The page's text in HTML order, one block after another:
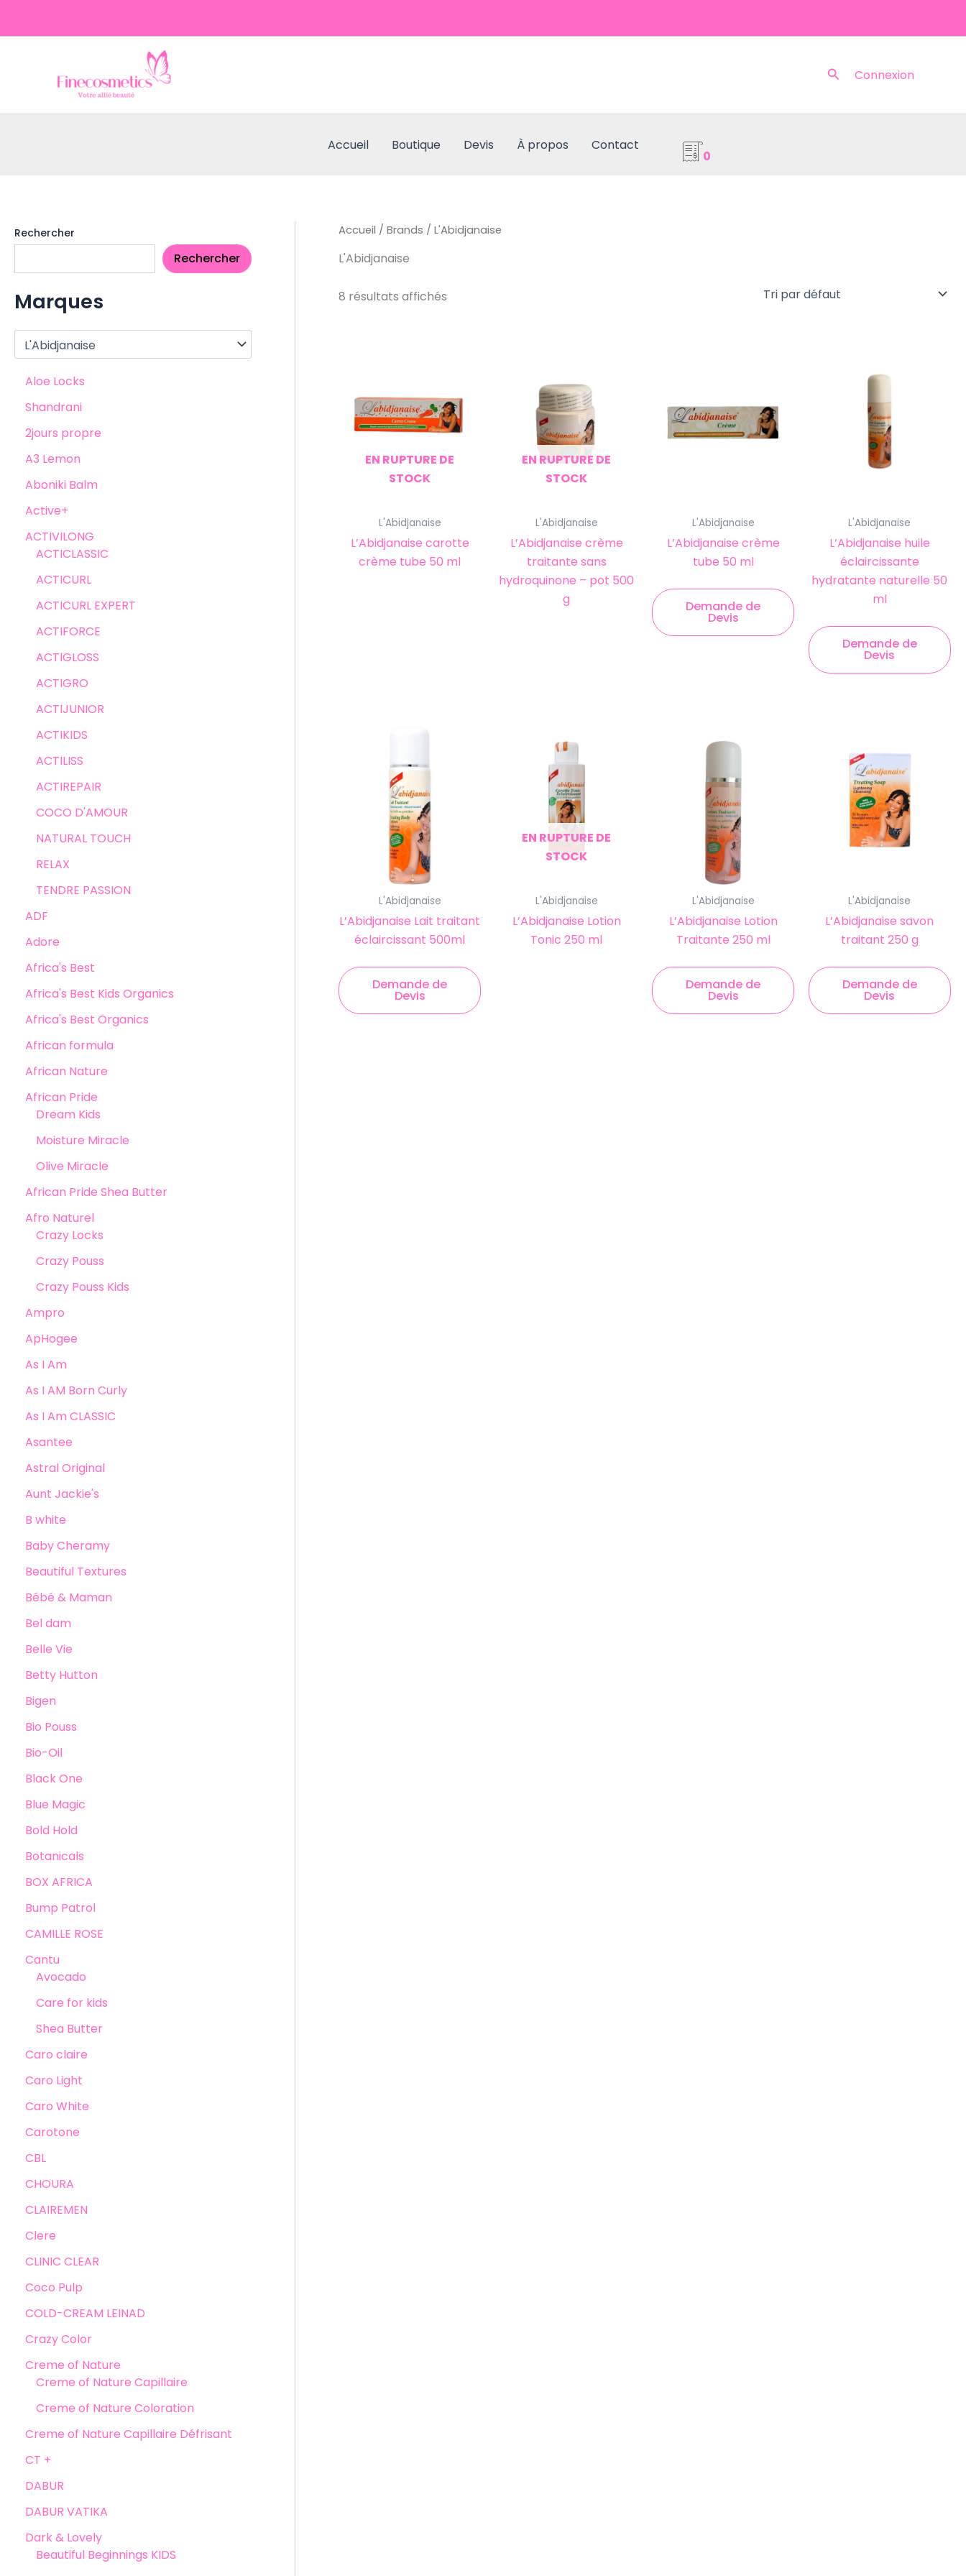
Rechercher
Connexion
Accueil Boutique Devis À propos Contact
0
Rechercher
Rechercher
Marques
Aloe Locks
Shandrani
2jours propre
A3 Lemon
Aboniki Balm
Active+
ACTIVILONG
ACTICLASSIC
ACTICURL
ACTICURL EXPERT
ACTIFORCE
ACTIGLOSS
ACTIGRO
ACTIJUNIOR
ACTIKIDS
ACTILISS
ACTIREPAIR
COCO D'AMOUR
NATURAL TOUCH
RELAX
TENDRE PASSION
ADF
Adore
Africa's Best
Africa's Best Kids Organics
Africa's Best Organics
African formula
African Nature
African Pride
Dream Kids
Moisture Miracle
Olive Miracle
African Pride Shea Butter
Afro Naturel
Crazy Locks
Crazy Pouss
Crazy Pouss Kids
Ampro
ApHogee
As I Am
As I AM Born Curly
As I Am CLASSIC
Asantee
Astral Original
Aunt Jackie's
B white
Baby Cheramy
Beautiful Textures
Bébé & Maman
Bel dam
Belle Vie
Betty Hutton
Bigen
Bio Pouss
Bio-Oil
Black One
Blue Magic
Bold Hold
Botanicals
BOX AFRICA
Bump Patrol
CAMILLE ROSE
Cantu
Avocado
Care for kids
Shea Butter
Caro claire
Caro Light
Caro White
Carotone
CBL
CHOURA
CLAIREMEN
Clere
CLINIC CLEAR
Coco Pulp
COLD-CREAM LEINAD
Crazy Color
Creme of Nature
Creme of Nature Capillaire
Creme of Nature Coloration
Creme of Nature Capillaire Défrisant
CT +
DABUR
DABUR VATIKA
Dark & Lovely
Beautiful Beginnings KIDS
Accueil /Brands / L'Abidjanaise
L'Abidjanaise
8 résultats affichés
EN RUPTURE DE
STOCK
L'Abidjanaise
L’Abidjanaise carotte
crème tube 50 ml
EN RUPTURE DE
STOCK
L'Abidjanaise
L’Abidjanaise crème
traitante sans
hydroquinone – pot 500
g
L'Abidjanaise
L’Abidjanaise crème
tube 50 ml
Demande de
Devis
L'Abidjanaise
L’Abidjanaise huile
éclaircissante
hydratante naturelle 50
ml
Demande de
Devis
L'Abidjanaise
L’Abidjanaise Lait traitant
éclaircissant 500ml
Demande de
Devis
EN RUPTURE DE
STOCK
L'Abidjanaise
L’Abidjanaise Lotion
Tonic 250 ml
L'Abidjanaise
L’Abidjanaise Lotion
Traitante 250 ml
Demande de
Devis
L'Abidjanaise
L’Abidjanaise savon
traitant 250 g
Demande de
Devis